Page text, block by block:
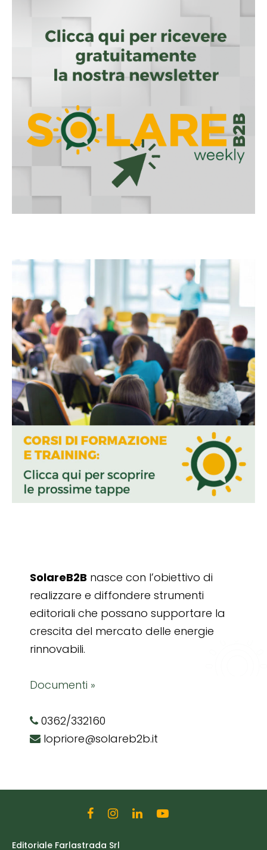
SolareB2B nasce con l’obiettivo di
realizzare e diffondere strumenti
editoriali che possano supportare la
crescita del mercato delle energie
rinnovabili.
Documenti »
0362/332160
lopriore@solareb2b.it
Editoriale Farlastrada Srl